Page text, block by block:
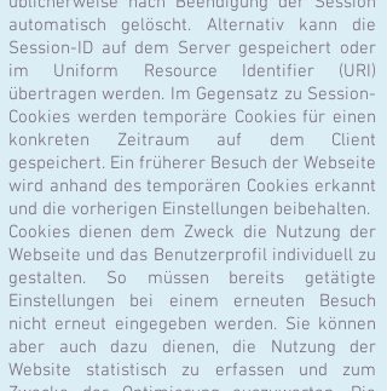
automatisch gelöscht. Alternativ kann die
Session-ID auf dem Server gespeichert oder
im Uniform Resource Identifier (URI)
übertragen werden. Im Gegensatz zu Session-
Cookies werden temporäre Cookies für einen
konkreten Zeitraum auf dem Client
gespeichert. Ein früherer Besuch der Webseite
wird anhand des temporären Cookies erkannt
und die vorherigen Einstellungen beibehalten.
Cookies dienen dem Zweck die Nutzung der
Webseite und das Benutzerprofil individuell zu
gestalten. So müssen bereits getätigte
Einstellungen bei einem erneuten Besuch
nicht erneut eingegeben werden. Sie können
aber auch dazu dienen, die Nutzung der
Website statistisch zu erfassen und zum